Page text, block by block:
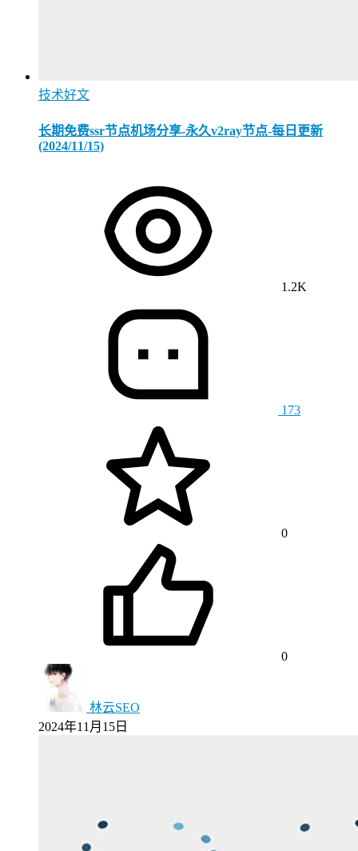
技术好文
长期免费ssr节点机场分享-永久v2ray节点-每日更新
(2024/11/15)
1.2K
173
0
0
林云SEO
2024年11月15日